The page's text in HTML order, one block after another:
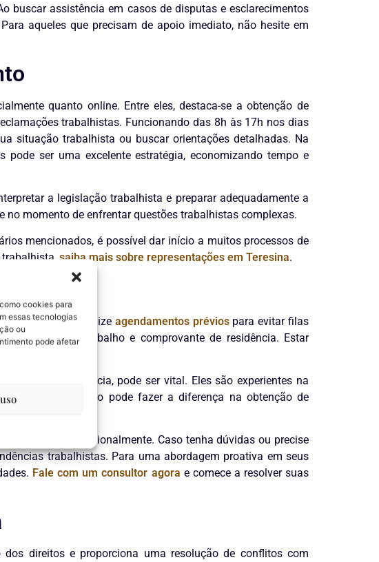
cookies para
essas tecnologias
ou
pode afetar
buscar assistência em casos de disputas e esclarecimentos
aqueles que precisam de apoio imediato, não hesite em
quanto online. Entre eles, destaca-se a obtenção de
trabalhistas. Funcionando das 8h às 17h nos dias
situação trabalhista ou buscar orientações detalhadas. Na
ser uma excelente estratégia, economizando tempo e
a legislação trabalhista e preparar adequadamente a
momento de enfrentar questões trabalhistas complexas.
mencionados, é possível dar início a muitos processos de
saiba mais sobre representações em Teresina.
Primeiro, realize agendamentos préviospara evitar filas
carteira de trabalho e comprovante de residência. Estar
Advocacia, pode ser vital. Eles são experientes na
Essa orientação pode fazer a diferença na obtenção de
tratadas profissionalmente. Caso tenha dúvidas ou precise
trabalhistas. Para uma abordagem proativa em seus
Fale com um consultor agora e comece a resolver suas
direitos e proporciona uma resolução de conflitos com